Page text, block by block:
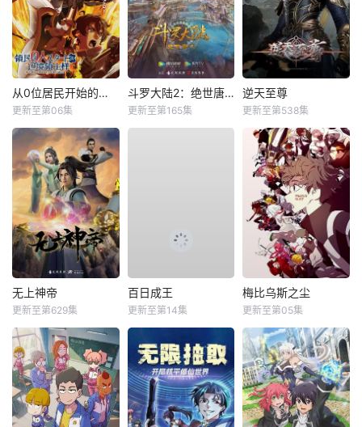
从0位居民开始的边境领主大人
更新至第06集
斗罗大陆2：绝世唐门
更新至第165集
逆天至尊
更新至第538集
无上神帝
更新至第629集
百日成王
更新至第14集
梅比乌斯之尘
更新至第05集